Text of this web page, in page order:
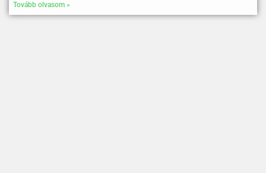
Tovább olvasom »